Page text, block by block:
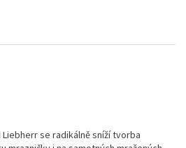
se radikálně sníží tvorba